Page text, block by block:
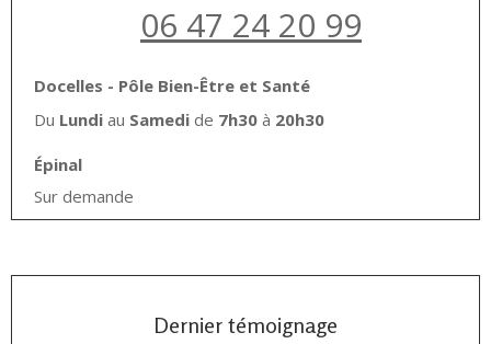
06 47 24 20 99
Docelles - Pôle Bien-Être et Santé
Du Lundi au Samedi de 7h30 à 20h30
Épinal
Sur demande
Dernier témoignage